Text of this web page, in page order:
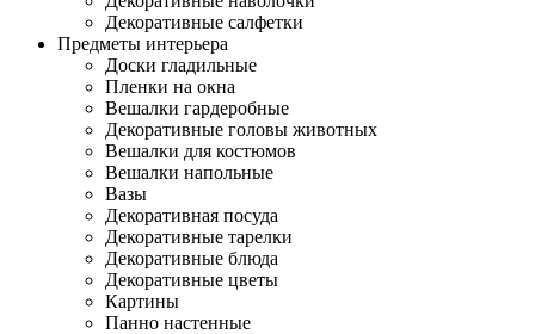
Декоративные салфетки
Предметы интерьера
Доски гладильные
Пленки на окна
Вешалки гардеробные
Декоративные головы животных
Вешалки для костюмов
Вешалки напольные
Вазы
Декоративная посуда
Декоративные тарелки
Декоративные блюда
Декоративные цветы
Картины
Панно настенные